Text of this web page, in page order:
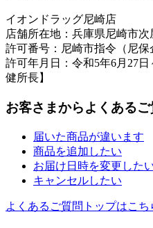
イオンドラッグ尼崎店
店舗所在地：兵庫県尼崎市次
許可番号：尼崎市指令（尼保
許可年月日：令和5年6月27
健所長】
お客さまからよくあるご
届いた商品が違います
商品を追加したい
お届け日時を変更した
キャンセルしたい
よくあるご質問トップはこち